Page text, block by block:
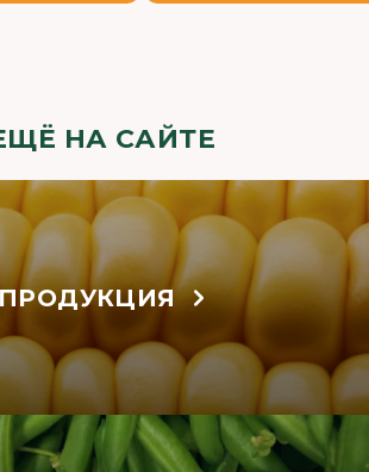
НА САЙТЕ
ПРОДУКЦИЯ